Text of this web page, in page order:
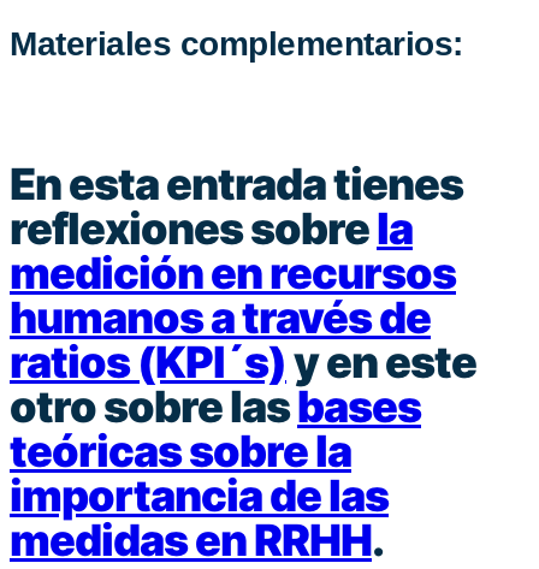
Materiales complementarios:
En esta entrada tienes
reflexiones sobrela
medición en recursos
humanos a través de
ratios (KPI´s)y en este
otro sobre lasbases
teóricas sobre la
importancia de las
medidas en RRHH.